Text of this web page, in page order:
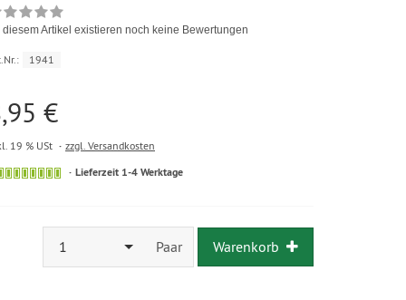
diesem Artikel existieren noch keine Bewertungen
1941
€
19 % USt zzgl. Versandkosten
Lieferzeit 1-4 Werktage
1 Paar Warenkorb